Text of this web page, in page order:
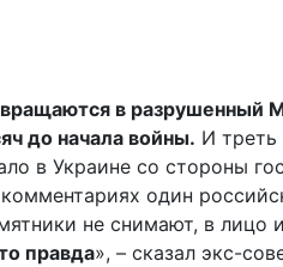
в
до начала войны. И треть
в Украине со стороны
один
не снимают, в
правда», – сказал экс-